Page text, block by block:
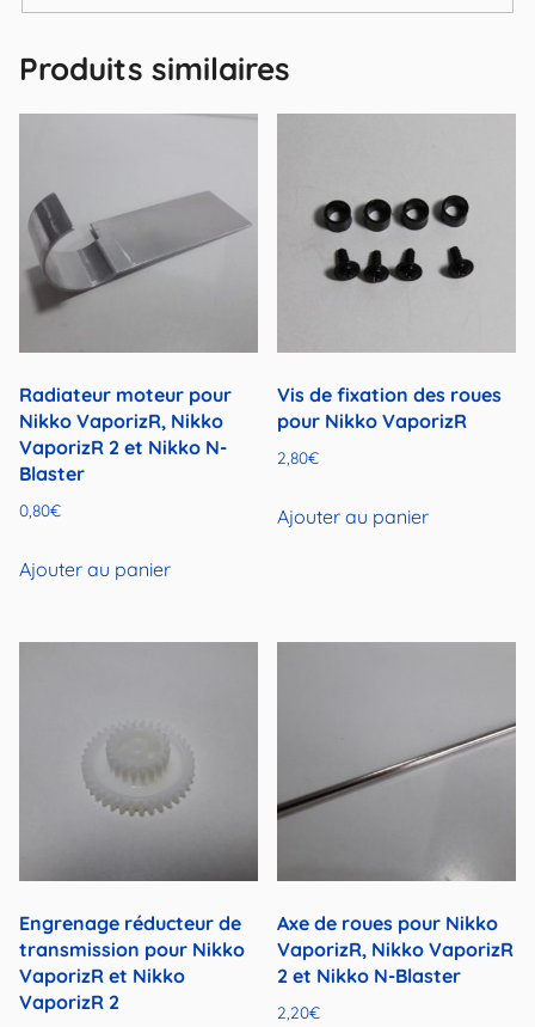
Produits similaires
Radiateur moteur pour
Nikko VaporizR, Nikko
VaporizR 2 et Nikko N-
Blaster
0,80€
Ajouter au panier
Vis de fixation des roues
pour Nikko VaporizR
2,80€
Ajouter au panier
Engrenage réducteur de
transmission pour Nikko
VaporizR et Nikko
VaporizR 2
Axe de roues pour Nikko
VaporizR, Nikko VaporizR
2 et Nikko N-Blaster
2,20€